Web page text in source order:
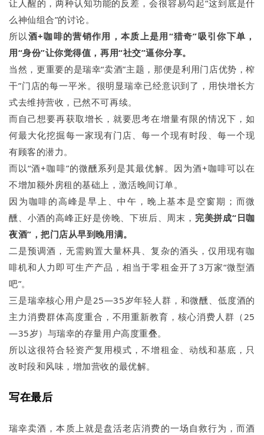
让人醒的，两种认知功能的反差，会很容易勾起“这到底是什
么神仙组合”的讨论。
所以酒+咖啡的营销作用，本质上是用“猎奇”吸引你下单，
用“身份”让你觉得值，再用“社交”逼你分享。
当然，更重要的是瑞幸“卖酒”主题，那便是利用门店优势，榨
干”门店的每一平米。很明显瑞幸已经意识到了，用快增长方
式去维持营收，已然不可再续。
而自己想要再获取增长，就要思考在增量有限的情况下，如
何最大化挖掘每一家现有门店、每一个现有时段、每一个现
有顾客的潜力。
而以“酒+咖啡”的微醺系列是其最优解。因为酒+咖啡可以在
不增加额外房租的基础上，激活晚间订单。
因为咖啡的高峰是早上、中午，晚上基本是空窗期；而微
醺、小酒的高峰正好是傍晚、下班后、周末， 完美拼成“日咖
夜酒”，把门店从早到晚用满。
二是预调酒，无需购置大量杯具、复杂的酒头，仅用现有咖
啡机和人力即可生产产品，相当于零租金开了3万家“微型酒
吧”。
三是瑞幸核心用户是25—35岁年轻人群，和微醺、低度酒的
主力消费群体高度重合，不用重新教育，核心消费人群（25
—35岁）与瑞幸的存量用户高度重叠。
所以这很符合轻资产复用模式，不增租金、动线和基底，只
改时段和风味，增加营收的最优解。
写在最后
瑞幸卖酒，本质上就是盘活老店消费的一场自救行为，而酒